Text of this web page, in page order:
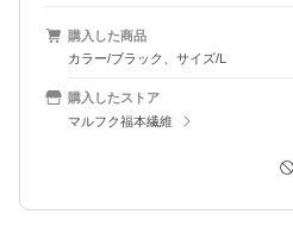
購入した商品
カラー/ブラック、サイズ/L
購入したストア
マルフク福本繊維